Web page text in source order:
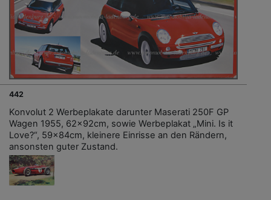
442
Konvolut 2 Werbeplakate darunter Maserati 250F GP
Wagen 1955, 62x92cm, sowie Werbeplakat „Mini. Is it
Love?“, 59x84cm, kleinere Einrisse an den Rändern,
ansonsten guter Zustand.